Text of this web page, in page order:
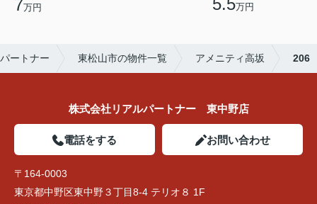
7万円 万円
ートナー 東松山市の物件一覧 アメニティ高坂 206
株式会社リアルパートナー 東中野店
電話をする お問い合わせ
〒164-0003
東京都中野区東中野３丁目8-4 テリオ８ 1F